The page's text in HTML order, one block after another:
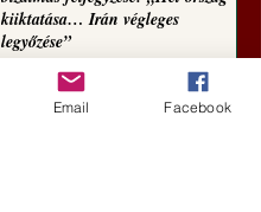
kiiktatása… Irán végleges
legyőzése”
Új Történelem
Email Facebook